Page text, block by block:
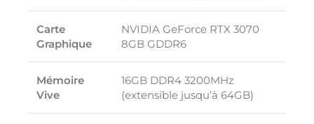
Carte
Graphique
NVIDIA GeForce RTX 3070
8GB GDDR6
Mémoire
Vive
16GB DDR4 3200MHz
(extensible jusqu’à 64GB)